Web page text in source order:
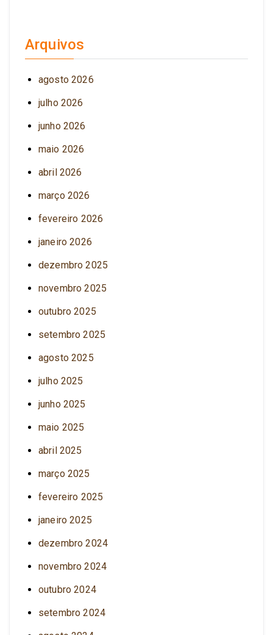
Arquivos
agosto 2026
julho 2026
junho 2026
maio 2026
abril 2026
março 2026
fevereiro 2026
janeiro 2026
dezembro 2025
novembro 2025
outubro 2025
setembro 2025
agosto 2025
julho 2025
junho 2025
maio 2025
abril 2025
março 2025
fevereiro 2025
janeiro 2025
dezembro 2024
novembro 2024
outubro 2024
setembro 2024